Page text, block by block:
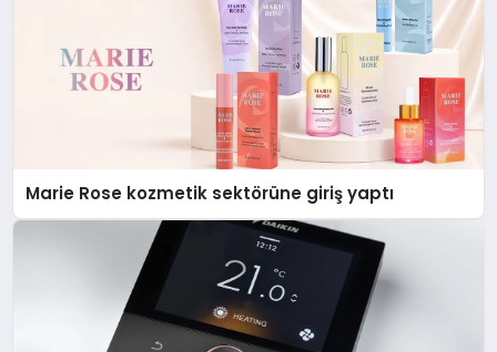
Marie Rose kozmetik sektörüne giriş yaptı